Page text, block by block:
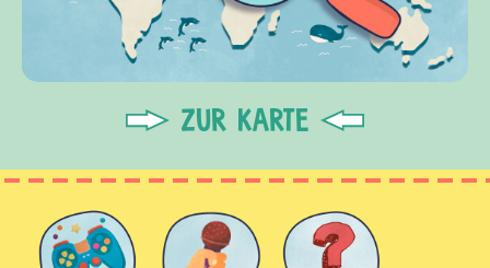
ZUR KARTE